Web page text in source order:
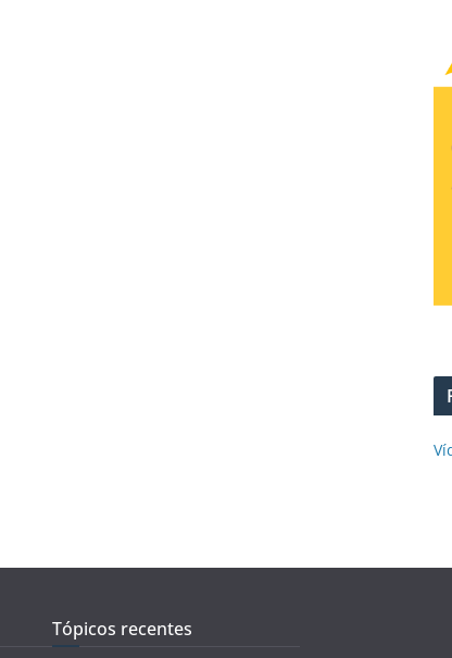
Tópicos recentes